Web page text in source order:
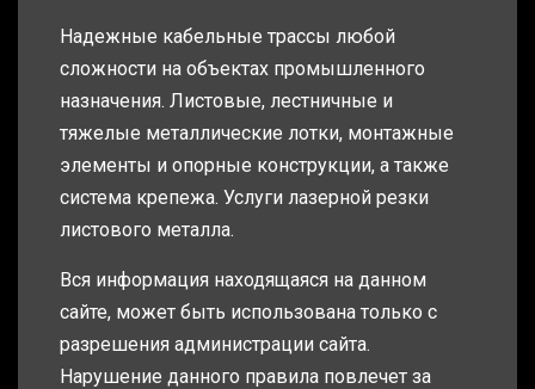
Надежные кабельные трассы любой
сложности на объектах промышленного
назначения. Листовые, лестничные и
тяжелые металлические лотки, монтажные
элементы и опорные конструкции, а также
система крепежа. Услуги лазерной резки
листового металла.
Вся информация находящаяся на данном
сайте, может быть использована только с
разрешения администрации сайта.
Нарушение данного правила повлечет за